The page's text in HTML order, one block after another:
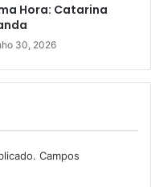
Hora: Catarina
30, 2026
Campos